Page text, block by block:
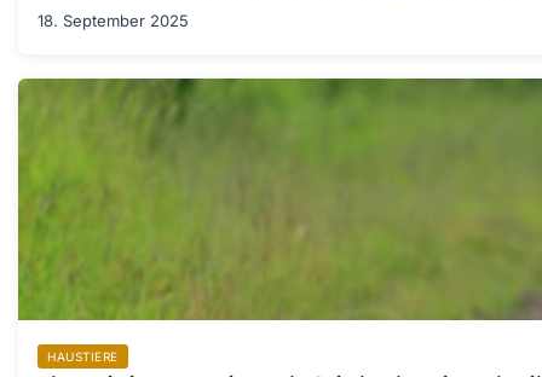
18. September 2025
HAUSTIERE